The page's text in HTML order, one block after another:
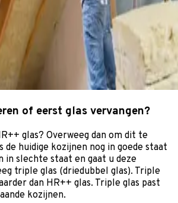
of eerst glas vervangen?
glas? Overweeg dan om dit te
de huidige kozijnen nog in goede staat
in slechte staat en gaat u deze
triple glas (driedubbel glas). Triple
dan HR++ glas. Triple glas past
kozijnen.